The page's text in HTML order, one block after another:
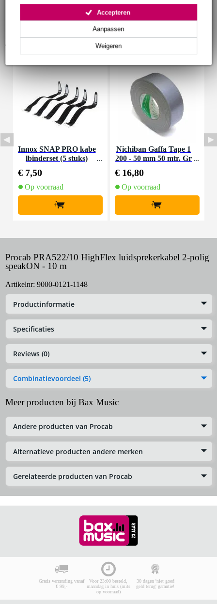
Weigeren
Aanpassen
Accepteren
Innox SNAP PRO kabe
lbinderset (5 stuks)
€ 7,50
Op voorraad
+
Nichiban Gaffa Tape 1
200 - 50 mm 50 mtr. Gr
€ 16,80
Op voorraad
+
Procab PRA522/10 HighFlex luidsprekerkabel 2-polig
speakON - 10 m
Artikelnr: 9000-0121-1148
Productinformatie
Specificaties
Reviews (0)
Combinatievoordeel (5)
Meer producten bij Bax Music
Andere producten van Procab
Alternatieve producten andere merken
Gerelateerde producten van Procab
Gratis verzending vanaf
€ 99,-
Voor 23:00 besteld,
maandag in huis (mits
op voorraad)
30 dagen 'niet goed
geld terug' garantie!